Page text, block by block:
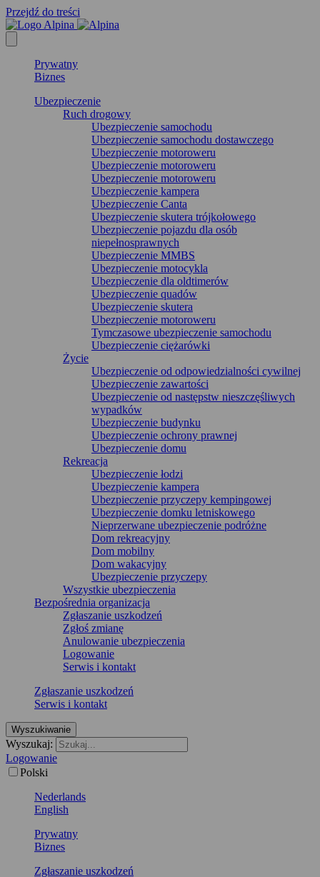
Przejdź do treści
Prywatny
Biznes
Ubezpieczenie
Ruch drogowy
Ubezpieczenie samochodu
Ubezpieczenie samochodu dostawczego
Ubezpieczenie motoroweru
Ubezpieczenie motoroweru
Ubezpieczenie motoroweru
Ubezpieczenie kampera
Ubezpieczenie Canta
Ubezpieczenie skutera trójkołowego
Ubezpieczenie pojazdu dla osób
niepełnosprawnych
Ubezpieczenie MMBS
Ubezpieczenie motocykla
Ubezpieczenie dla oldtimerów
Ubezpieczenie quadów
Ubezpieczenie skutera
Ubezpieczenie motoroweru
Tymczasowe ubezpieczenie samochodu
Ubezpieczenie ciężarówki
Życie
Ubezpieczenie od odpowiedzialności cywilnej
Ubezpieczenie zawartości
Ubezpieczenie od następstw nieszczęśliwych
wypadków
Ubezpieczenie budynku
Ubezpieczenie ochrony prawnej
Ubezpieczenie domu
Rekreacja
Ubezpieczenie łodzi
Ubezpieczenie kampera
Ubezpieczenie przyczepy kempingowej
Ubezpieczenie domku letniskowego
Nieprzerwane ubezpieczenie podróżne
Dom rekreacyjny
Dom mobilny
Dom wakacyjny
Ubezpieczenie przyczepy
Wszystkie ubezpieczenia
Bezpośrednia organizacja
Zgłaszanie uszkodzeń
Zgłoś zmianę
Anulowanie ubezpieczenia
Logowanie
Serwis i kontakt
Zgłaszanie uszkodzeń
Serwis i kontakt
Wyszukiwanie
Wyszukaj:
Logowanie
Polski
Nederlands
English
Prywatny
Biznes
Zgłaszanie uszkodzeń